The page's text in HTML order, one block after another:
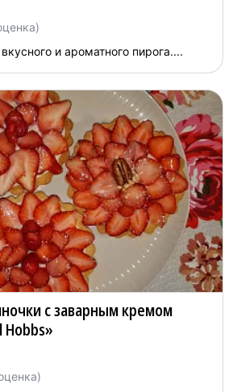
и ароматного пирога....
с заварным кремом
Hobbs»